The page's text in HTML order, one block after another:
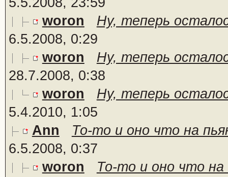
woron
Ну, теперь
6.5.2008, 0:29
woron
Ну, теперь
28.7.2008, 0:38
woron
Ну, теперь
5.4.2010, 1:05
Ann
То-то и оно что на
6.5.2008, 0:37
woron
То-то и оно что на